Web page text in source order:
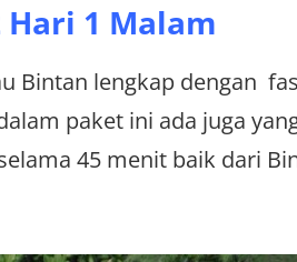
1 Malam
Bintan lengkap dengan
paket ini ada juga
45 menit baik dari